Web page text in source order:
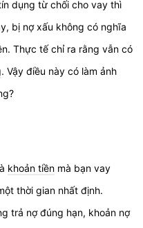
dụng từ chối cho vay thì
bị nợ xấu không có nghĩa
Thực tế chỉ ra rằng vẫn có
. Vậy điều này có làm ảnh
khoản tiền mà bạn vay
thời gian nhất định.
trả nợ đúng hạn, khoản nợ